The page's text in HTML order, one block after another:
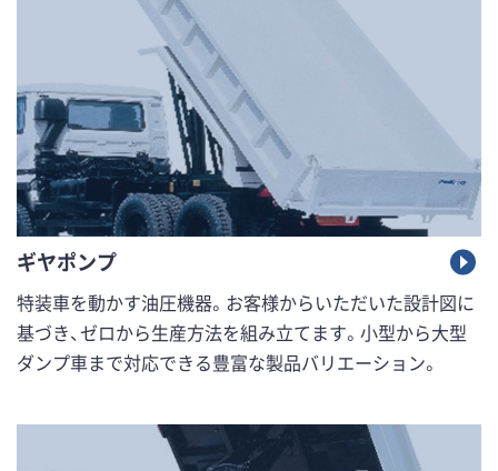
ギヤポンプ
特装車を動かす油圧機器。お客様からいただいた設計図に
基づき、ゼロから生産方法を組み立てます。小型から大型
ダンプ車まで対応できる豊富な製品バリエーション。